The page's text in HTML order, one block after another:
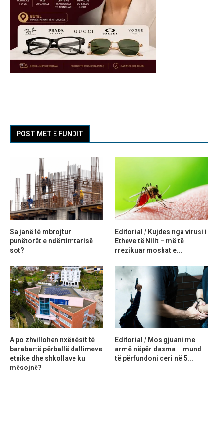
POSTIMET E FUNDIT
Sa janë të mbrojtur
punëtorët e ndërtimtarisë
sot?
Editorial / Kujdes nga virusi i
Etheve të Nilit – më të
rrezikuar moshat e...
A po zhvillohen nxënësit të
barabartë përballë dallimeve
etnike dhe shkollave ku
mësojnë?
Editorial / Mos gjuani me
armë nëpër dasma – mund
të përfundoni deri në 5...